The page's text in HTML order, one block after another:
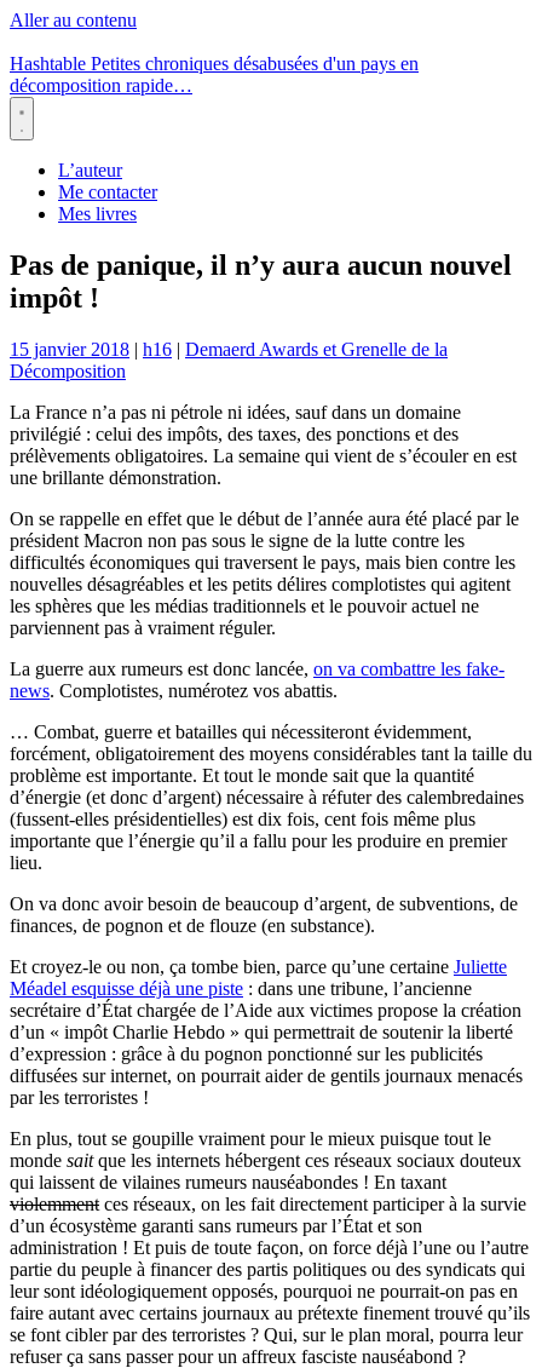
Aller au contenu
Hashtable Petites chroniques désabusées d'un pays en
décomposition rapide…
Menu
L’auteur
Me contacter
Mes livres
Pas de panique, il n’y aura aucun nouvel
impôt !
15 janvier 2018 | h16 | Demaerd Awards et Grenelle de la
Décomposition
La France n’a pas ni pétrole ni idées, sauf dans un domaine
privilégié : celui des impôts, des taxes, des ponctions et des
prélèvements obligatoires. La semaine qui vient de s’écouler en est
une brillante démonstration.
On se rappelle en effet que le début de l’année aura été placé par le
président Macron non pas sous le signe de la lutte contre les
difficultés économiques qui traversent le pays, mais bien contre les
nouvelles désagréables et les petits délires complotistes qui agitent
les sphères que les médias traditionnels et le pouvoir actuel ne
parviennent pas à vraiment réguler.
La guerre aux rumeurs est donc lancée, on va combattre les fake-
news. Complotistes, numérotez vos abattis.
… Combat, guerre et batailles qui nécessiteront évidemment,
forcément, obligatoirement des moyens considérables tant la taille du
problème est importante. Et tout le monde sait que la quantité
d’énergie (et donc d’argent) nécessaire à réfuter des calembredaines
(fussent-elles présidentielles) est dix fois, cent fois même plus
importante que l’énergie qu’il a fallu pour les produire en premier
lieu.
On va donc avoir besoin de beaucoup d’argent, de subventions, de
finances, de pognon et de flouze (en substance).
Et croyez-le ou non, ça tombe bien, parce qu’une certaine Juliette
Méadel esquisse déjà une piste : dans une tribune, l’ancienne
secrétaire d’État chargée de l’Aide aux victimes propose la création
d’un « impôt Charlie Hebdo » qui permettrait de soutenir la liberté
d’expression : grâce à du pognon ponctionné sur les publicités
diffusées sur internet, on pourrait aider de gentils journaux menacés
par les terroristes !
En plus, tout se goupille vraiment pour le mieux puisque tout le
monde saitque les internets hébergent ces réseaux sociaux douteux
qui laissent de vilaines rumeurs nauséabondes ! En taxant
violemment ces réseaux, on les fait directement participer à la survie
d’un écosystème garanti sans rumeurs par l’État et son
administration ! Et puis de toute façon, on force déjà l’une ou l’autre
partie du peuple à financer des partis politiques ou des syndicats qui
leur sont idéologiquement opposés, pourquoi ne pourrait-on pas en
faire autant avec certains journaux au prétexte finement trouvé qu’ils
se font cibler par des terroristes ? Qui, sur le plan moral, pourra leur
refuser ça sans passer pour un affreux fasciste nauséabond ?